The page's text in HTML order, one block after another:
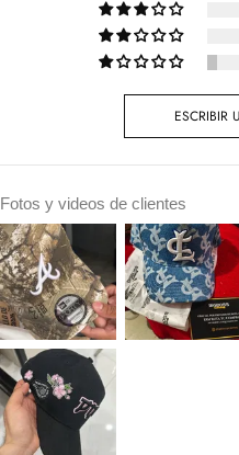
ESCRIBIR
Fotos y videos de clientes